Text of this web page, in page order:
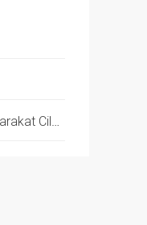
Ajari Al Qur’an, Penerima Manfaat Beasiswa Pegiat Dakwah Bina Masyarakat Cileunyi